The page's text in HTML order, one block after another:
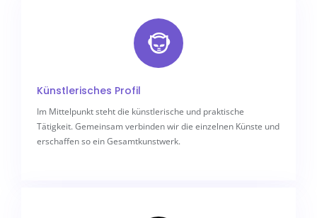
Künstlerisches Profil
Im Mittelpunkt steht die künstlerische und praktische
Tätigkeit. Gemeinsam verbinden wir die einzelnen Künste und
erschaffen so ein Gesamtkunstwerk.